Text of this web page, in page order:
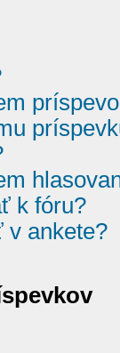
k fóru?
v ankete?